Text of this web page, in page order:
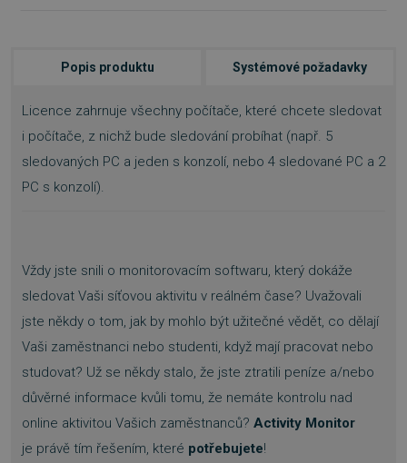
Popis produktu Systémové požadavky
Licence zahrnuje všechny počítače, které chcete sledovat
i počítače, z nichž bude sledování probíhat (např. 5
sledovaných PC a jeden s konzolí, nebo 4 sledované PC a 2
PC s konzolí).
Vždy jste snili o monitorovacím softwaru, který dokáže
sledovat Vaši síťovou aktivitu v reálném čase? Uvažovali
jste někdy o tom, jak by mohlo být užitečné vědět, co dělají
Vaši zaměstnanci nebo studenti, když mají pracovat nebo
studovat? Už se někdy stalo, že jste ztratili peníze a/nebo
důvěrné informace kvůli tomu, že nemáte kontrolu nad
online aktivitou Vašich zaměstnanců? Activity Monitor
je právě tím řešením, které potřebujete!